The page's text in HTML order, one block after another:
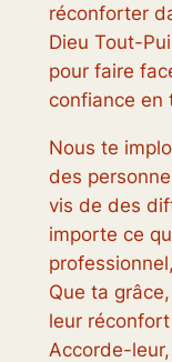
réconforter
Dieu Tout-
pour faire
confiance en
Nous te
des
vis de des
importe ce
Que ta
leur
Accorde-